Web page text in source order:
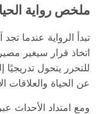
ملخص رواية
تبدأ الرواية عندما
اتخاذ قرار سيغير
للتحرر يتحول
عن الحياة والعلاقات
ومع امتداد الأحداث